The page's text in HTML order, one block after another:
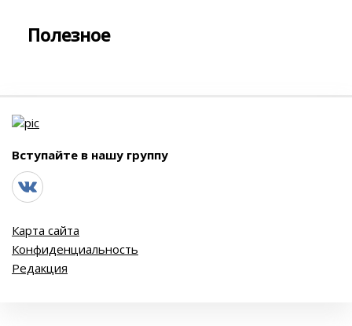
Полезное
Вступайте в нашу группу
Карта сайта
Конфиденциальность
Редакция